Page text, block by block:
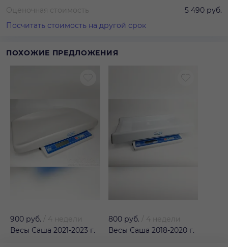
Оценочная стоимость
5 490 руб.
Посчитать стоимость на другой срок
ПОХОЖИЕ ПРЕДЛОЖЕНИЯ
900 руб.
4 недели
Весы Саша 2021-2023 г.
800 руб.
4 недели
Весы Саша 2018-2020 г.